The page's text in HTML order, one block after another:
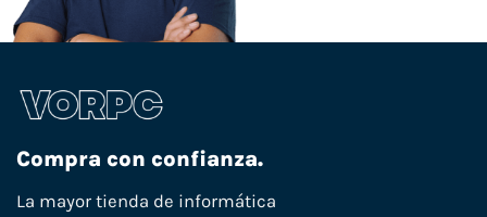
Compra con confianza.
La mayor tienda de informática